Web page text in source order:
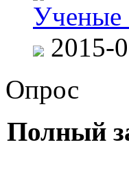
Ученые
2015-
Опрос
Полный